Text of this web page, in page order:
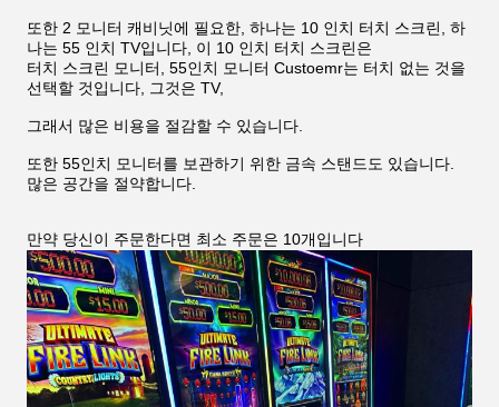
또한 2 모니터 캐비닛에 필요한, 하나는 10 인치 터치 스크린, 하
나는 55 인치 TV입니다, 이 10 인치 터치 스크린은
터치 스크린 모니터, 55인치 모니터 Custoemr는 터치 없는 것을
선택할 것입니다, 그것은 TV,
그래서 많은 비용을 절감할 수 있습니다.
또한 55인치 모니터를 보관하기 위한 금속 스탠드도 있습니다.
많은 공간을 절약합니다.
만약 당신이 주문한다면 최소 주문은 10개입니다